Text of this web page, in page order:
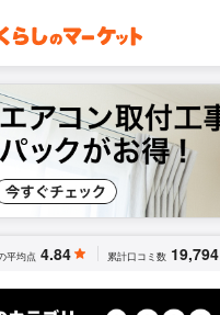
平均点 4.84 累計口コミ数 19,794